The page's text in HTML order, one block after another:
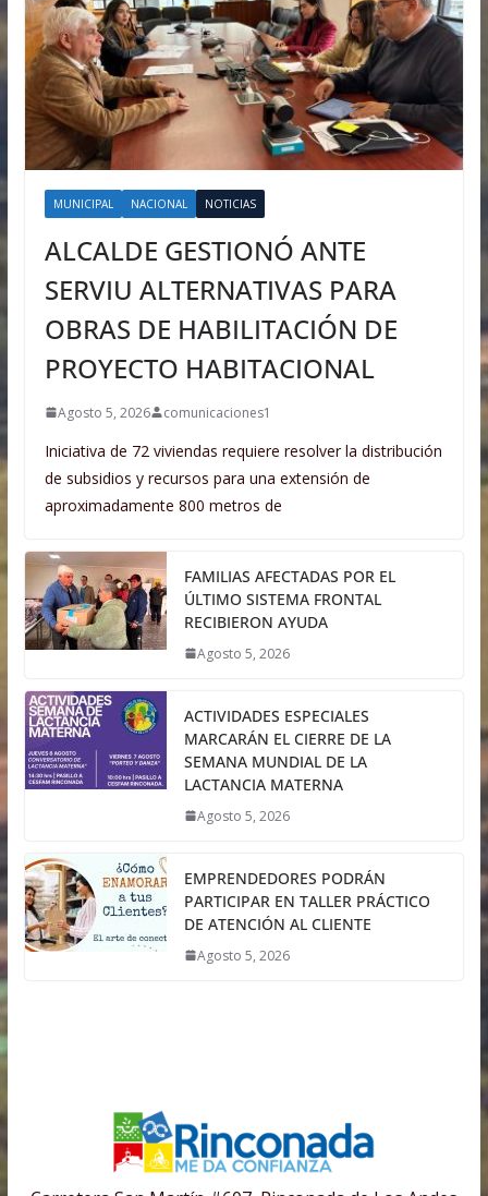
MUNICIPAL NACIONAL NOTICIAS
ALCALDE GESTIONÓ ANTE
SERVIU ALTERNATIVAS PARA
OBRAS DE HABILITACIÓN DE
PROYECTO HABITACIONAL
Agosto 5, 2026 comunicaciones1
Iniciativa de 72 viviendas requiere resolver la distribución
de subsidios y recursos para una extensión de
aproximadamente 800 metros de
FAMILIAS AFECTADAS POR EL
ÚLTIMO SISTEMA FRONTAL
RECIBIERON AYUDA
Agosto 5, 2026
ACTIVIDADES ESPECIALES
MARCARÁN EL CIERRE DE LA
SEMANA MUNDIAL DE LA
LACTANCIA MATERNA
Agosto 5, 2026
EMPRENDEDORES PODRÁN
PARTICIPAR EN TALLER PRÁCTICO
DE ATENCIÓN AL CLIENTE
Agosto 5, 2026